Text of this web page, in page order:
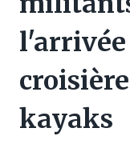
l'arrivée
kayaks